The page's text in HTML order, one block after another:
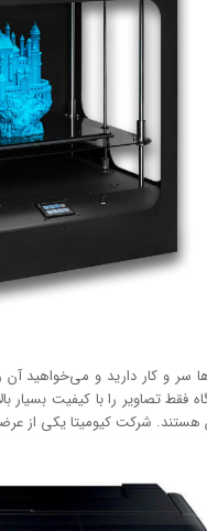
و کار دارید و می‌خواهید
فقط تصاویر را با کیفیت بسیار
هستند. شرکت کیومیتا یکی از